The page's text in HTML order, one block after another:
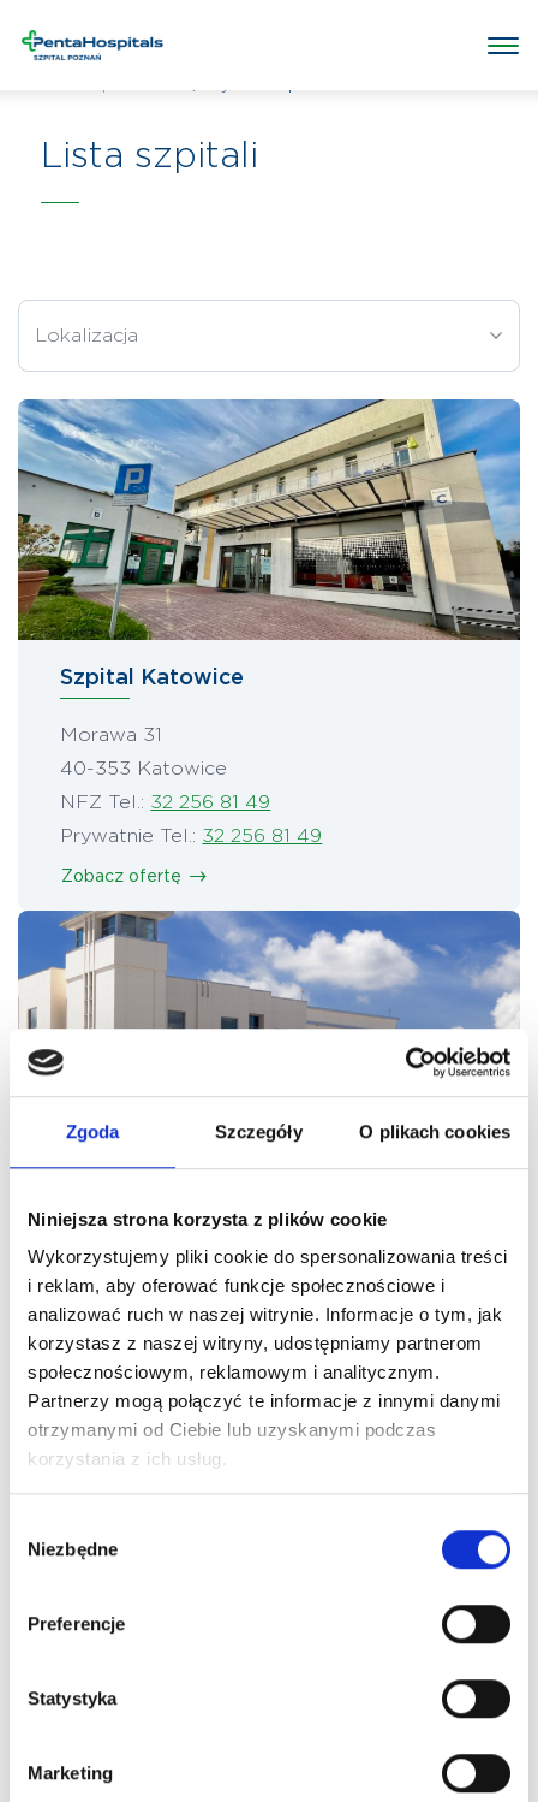
Zgoda Szczegóły O plikach cookies
Niniejsza strona korzysta z plików cookie
Wykorzystujemy pliki cookie do spersonalizowania treści
i reklam, aby oferować funkcje społecznościowe i
analizować ruch w naszej witrynie. Informacje o tym, jak
korzystasz z naszej witryny, udostępniamy partnerom
społecznościowym, reklamowym i analitycznym.
Partnerzy mogą połączyć te informacje z innymi danymi
otrzymanymi od Ciebie lub uzyskanymi podczas
korzystania z ich usług.
zgody
Niezbędne
Preferencje
Statystyka
Marketing
Lista szpitali
Szpital Katowice
Morawa 31
40-353 Katowice
NFZ Tel.: 32 256 81 49
Prywatnie Tel.: 32 256 81 49
Zobacz ofertę
gen. Józefa Bema 5-6
59-300 Lubin
NFZ Tel.:76 840 15 00
Prywatnie Tel.: 76 840 15 00
Szpital Piaseczno